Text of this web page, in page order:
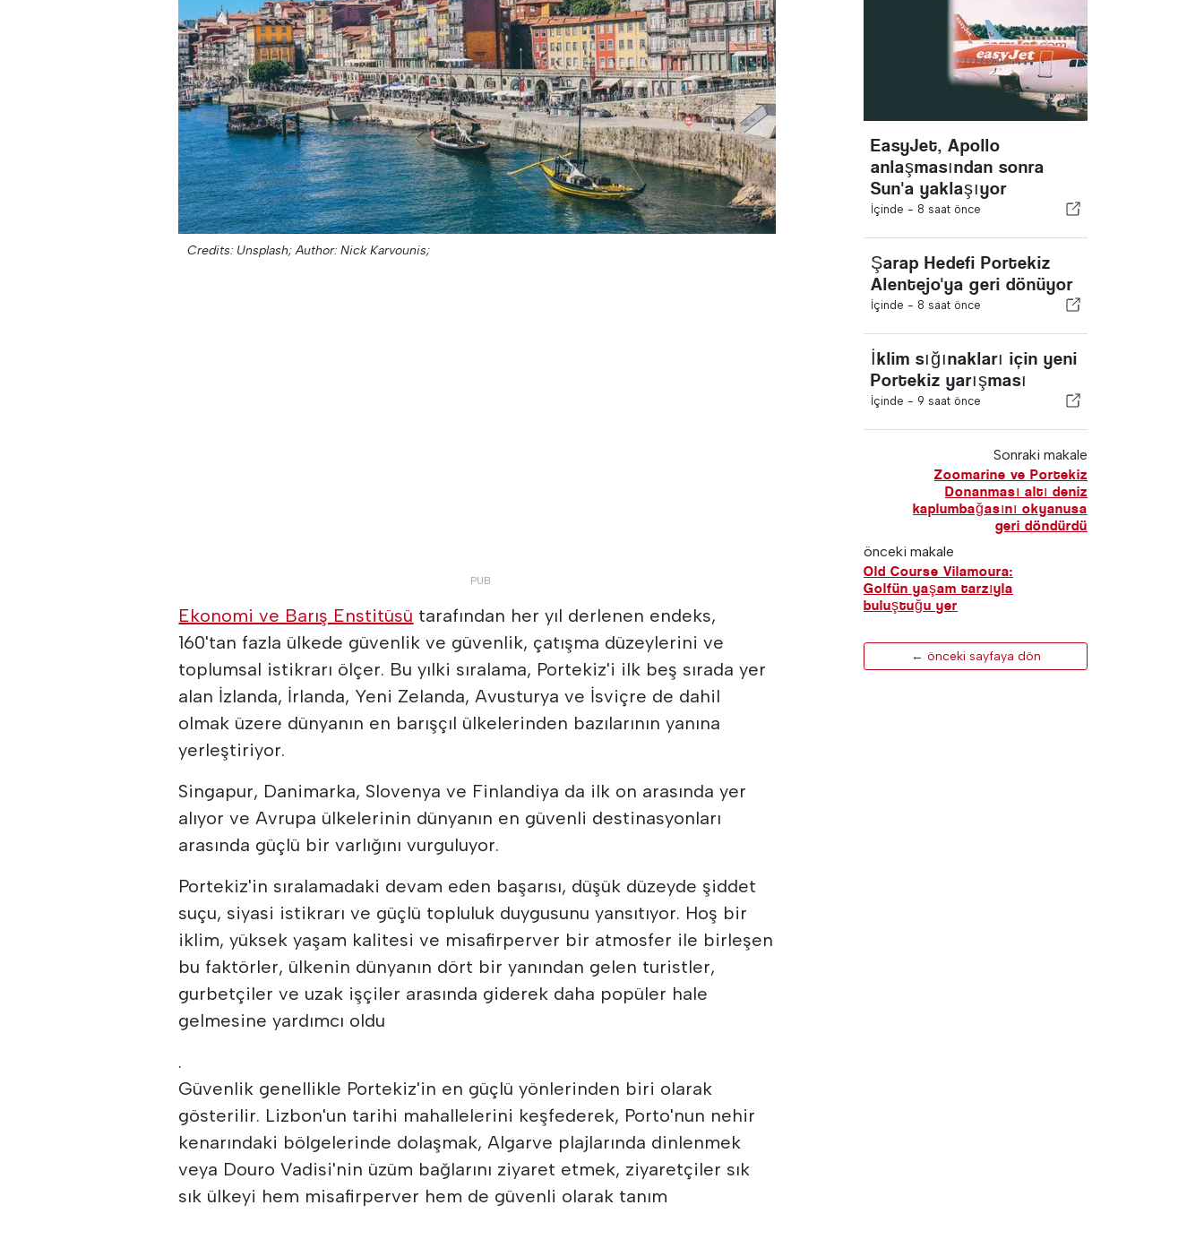
Credits: Unsplash; Author: Nick Karvounis;
Ekonomi ve Barış Enstitüsü tarafından her yıl derlenen endeks,
160'tan fazla ülkede güvenlik ve güvenlik, çatışma düzeylerini ve
toplumsal istikrarı ölçer. Bu yılki sıralama, Portekiz'i ilk beş sırada yer
alan İzlanda, İrlanda, Yeni Zelanda, Avusturya ve İsviçre de dahil
olmak üzere dünyanın en barışçıl ülkelerinden bazılarının yanına
yerleştiriyor.
Singapur, Danimarka, Slovenya ve Finlandiya da ilk on arasında yer
alıyor ve Avrupa ülkelerinin dünyanın en güvenli destinasyonları
arasında güçlü bir varlığını vurguluyor.
Portekiz'in sıralamadaki devam eden başarısı, düşük düzeyde şiddet
suçu, siyasi istikrarı ve güçlü topluluk duygusunu yansıtıyor. Hoş bir
iklim, yüksek yaşam kalitesi ve misafirperver bir atmosfer ile birleşen
bu faktörler, ülkenin dünyanın dört bir yanından gelen turistler,
gurbetçiler ve uzak işçiler arasında giderek daha popüler hale
gelmesine yardımcı oldu
.
Güvenlik genellikle Portekiz'in en güçlü yönlerinden biri olarak
gösterilir. Lizbon'un tarihi mahallelerini keşfederek, Porto'nun nehir
kenarındaki bölgelerinde dolaşmak, Algarve plajlarında dinlenmek
veya Douro Vadisi'nin üzüm bağlarını ziyaret etmek, ziyaretçiler sık
sık ülkeyi hem misafirperver hem de güvenli olarak tanım
EasyJet, Apollo
anlaşmasından sonra
Sun'a yaklaşıyor
İçinde - 8 saat önce
Şarap Hedefi Portekiz
Alentejo'ya geri dönüyor
İçinde - 8 saat önce
İklim sığınakları için yeni
Portekiz yarışması
İçinde - 9 saat önce
Sonraki makale
Zoomarine ve Portekiz
Donanması altı deniz
kaplumbağasını okyanusa
geri döndürdü
önceki makale
Old Course Vilamoura:
Golfün yaşam tarzıyla
buluştuğu yer
← önceki sayfaya dön